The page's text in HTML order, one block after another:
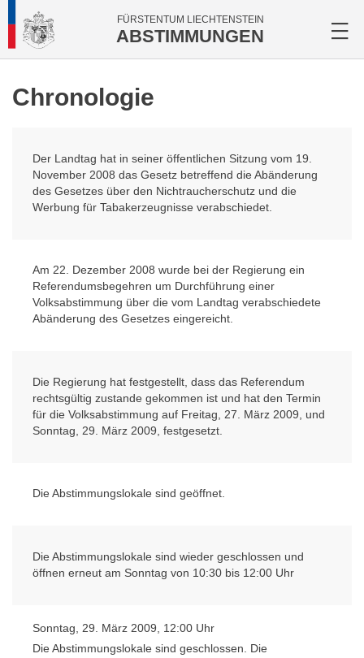
FÜRSTENTUM LIECHTENSTEIN
ABSTIMMUNGEN
Chronologie
Der Landtag hat in seiner öffentlichen Sitzung vom 19.
November 2008 das Gesetz betreffend die Abänderung
des Gesetzes über den Nichtraucherschutz und die
Werbung für Tabakerzeugnisse verabschiedet.
Am 22. Dezember 2008 wurde bei der Regierung ein
Referendumsbegehren um Durchführung einer
Volksabstimmung über die vom Landtag verabschiedete
Abänderung des Gesetzes eingereicht.
Die Regierung hat festgestellt, dass das Referendum
rechtsgültig zustande gekommen ist und hat den Termin
für die Volksabstimmung auf Freitag, 27. März 2009, und
Sonntag, 29. März 2009, festgesetzt.
Die Abstimmungslokale sind geöffnet.
Die Abstimmungslokale sind wieder geschlossen und
öffnen erneut am Sonntag von 10:30 bis 12:00 Uhr
Sonntag, 29. März 2009, 12:00 Uhr
Die Abstimmungslokale sind geschlossen. Die